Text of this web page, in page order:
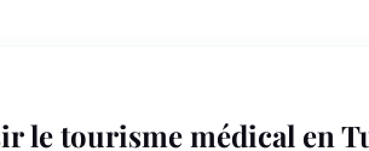
le tourisme médical en